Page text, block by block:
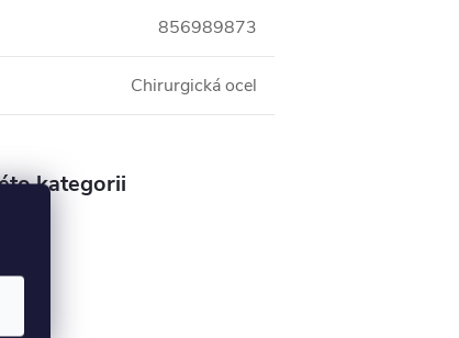
856989873
Chirurgická ocel
kategorii